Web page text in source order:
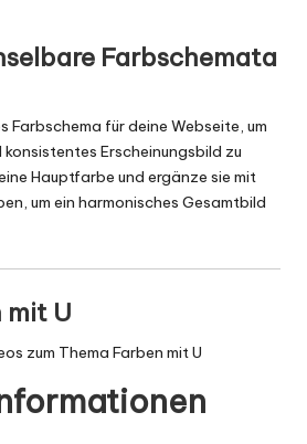
Farbschemata
Farbschema für deine Webseite, um
Erscheinungsbild zu
Hauptfarbe und ergänze sie mit
um ein harmonisches Gesamtbild
mit U
zum Thema Farben mit U